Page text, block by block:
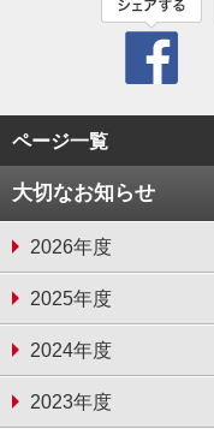
ページ一覧
大切なお知らせ
2026年度
2025年度
2024年度
2023年度